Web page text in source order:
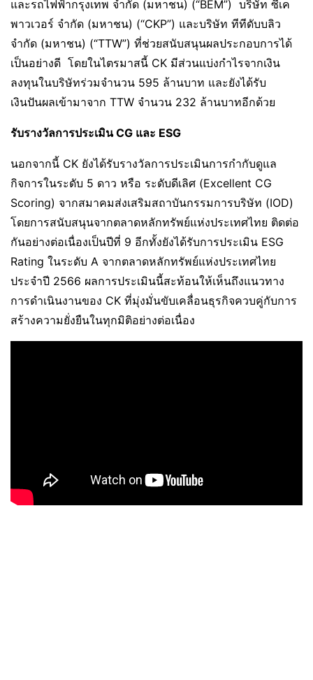
และรถไฟฟ้ากรุงเทพ จำกัด (มหาชน) (“BEM”) บริษัท ซีเค
พาวเวอร์ จำกัด (มหาชน) (“CKP”) และบริษัท ทีทีดับบลิว
จำกัด (มหาชน) (“TTW”) ที่ช่วยสนับสนุนผลประกอบการได้
เป็นอย่างดี โดยในไตรมาสนี้ CK มีส่วนแบ่งกำไรจากเงิน
ลงทุนในบริษัทร่วมจำนวน 595 ล้านบาท และยังได้รับ
เงินปันผลเข้ามาจาก TTW จำนวน 232 ล้านบาทอีกด้วย
รับรางวัลการประเมิน CG และ ESG
นอกจากนี้ CK ยังได้รับรางวัลการประเมินการกำกับดูแล
กิจการในระดับ 5 ดาว หรือ ระดับดีเลิศ (Excellent CG
Scoring) จากสมาคมส่งเสริมสถาบันกรรมการบริษัท (IOD)
โดยการสนับสนุนจากตลาดหลักทรัพย์แห่งประเทศไทย ติดต่อ
กันอย่างต่อเนื่องเป็นปีที่ 9 อีกทั้งยังได้รับการประเมิน ESG
Rating ในระดับ A จากตลาดหลักทรัพย์แห่งประเทศไทย
ประจำปี 2566 ผลการประเมินนี้สะท้อนให้เห็นถึงแนวทาง
การดำเนินงานของ CK ที่มุ่งมั่นขับเคลื่อนธุรกิจควบคู่กับการ
สร้างความยั่งยืนในทุกมิติอย่างต่อเนื่อง